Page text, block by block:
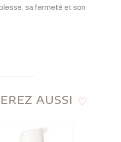
sa fermeté et son